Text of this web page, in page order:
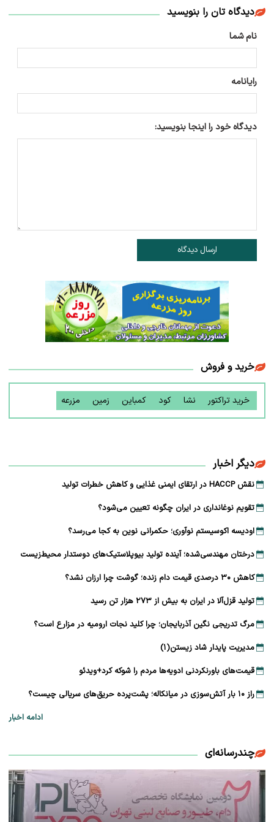
دیدگاه تان را بنویسید
نام شما
رایانامه
دیدگاه خود را اینجا بنویسید:
ارسال دیدگاه
خرید و فروش
خرید تراکتور نشا کود کمباین زمین مزرعه
دیگر اخبار
نقش HACCP در ارتقای ایمنی غذایی و کاهش خطرات تولید
تقویم نوغانداری در ایران چگونه تعیین می‌شود؟
اودیسه اکوسیستم نوآوری؛ حکمرانی نوین به کجا می‌رسد؟
درختان مهندسی‌شده؛ آینده تولید بیوپلاستیک‌های دوستدار محیط‌زیست
کاهش ۳۰ درصدی قیمت دام زنده؛ گوشت چرا ارزان نشد؟
تولید قزل‌آلا در ایران به بیش از ۲۷۳ هزار تن رسید
مرگ تدریجی نگین آذربایجان؛ چرا کلید نجات ارومیه در مزارع است؟
مدیریت پایدار شاد زیستن(۱)
قیمت‌های باورنکردنی ادویه‌ها مردم را شوکه کرد+ویدئو
راز ۱۰ بار آتش‌سوزی در میانکاله؛ پشت‌پرده حریق‌های سریالی چیست؟
ادامه اخبار
چندرسانه‌ای